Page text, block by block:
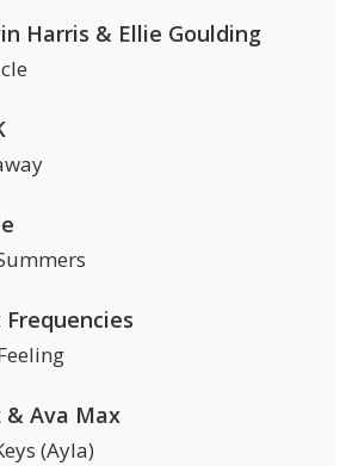
Harris & Ellie Goulding
Frequencies
& Ava Max
(Ayla)